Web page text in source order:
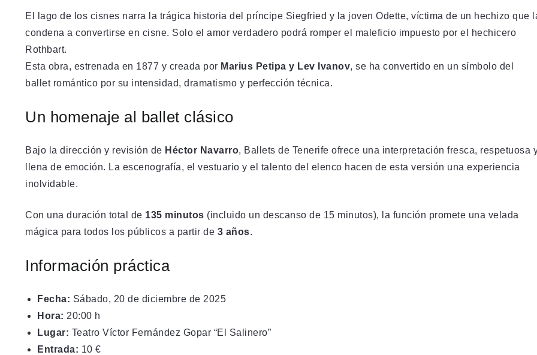
El lago de los cisnes narra la trágica historia del príncipe Siegfried y la joven Odette, víctima de un hechizo que
condena a convertirse en cisne. Solo el amor verdadero podrá romper el maleficio impuesto por el hechicero
Rothbart.
Esta obra, estrenada en 1877 y creada por Marius Petipa y Lev Ivanov, se ha convertido en un símbolo del
ballet romántico por su intensidad, dramatismo y perfección técnica.
Un homenaje al ballet clásico
Bajo la dirección y revisión de Héctor Navarro, Ballets de Tenerife ofrece una interpretación fresca, respetuosa
llena de emoción. La escenografía, el vestuario y el talento del elenco hacen de esta versión una experiencia
inolvidable.
Con una duración total de 135 minutos (incluido un descanso de 15 minutos), la función promete una velada
mágica para todos los públicos a partir de 3 años.
Información práctica
Fecha: Sábado, 20 de diciembre de 2025
Hora: 20:00 h
Lugar: Teatro Víctor Fernández Gopar “El Salinero”
Entrada: 10 €